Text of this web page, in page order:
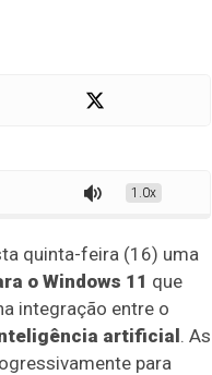
com novas funções do Copilot
1.0x
quinta-feira (16) uma
o Windows 11 que
integração entre o
artificial . As
para